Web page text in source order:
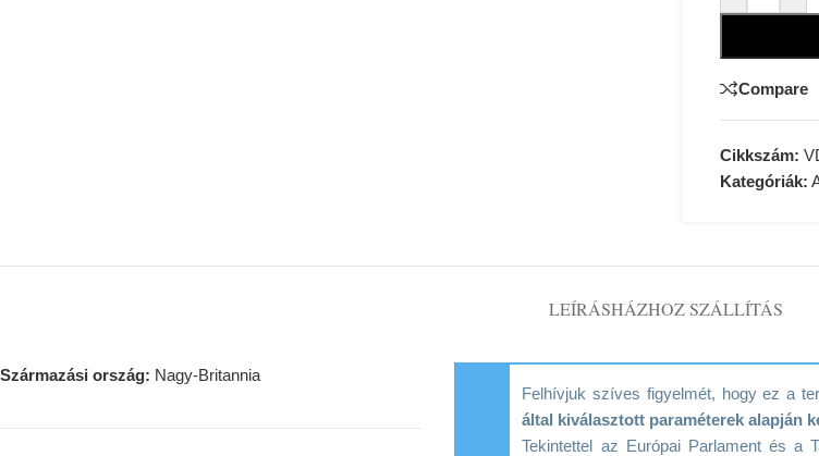
Compare
Cikkszám:
Kategóriák:
LEÍRÁSHÁZHOZ SZÁLLÍTÁS
Származási ország: Nagy-Britannia
Felhívjuk szíves figyelmét, hogy ez a
által kiválasztott paraméterek alapján
Tekintettel az Európai Parlament és a